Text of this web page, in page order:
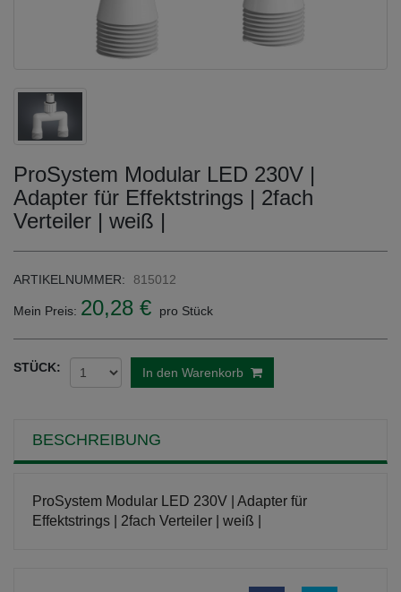
ProSystem Modular LED 230V |
Adapter für Effektstrings | 2fach
Verteiler | weiß |
ARTIKELNUMMER: 815012
Mein Preis: 20,28 € pro Stück
STÜCK: In den Warenkorb
BESCHREIBUNG
ProSystem Modular LED 230V | Adapter für
Effektstrings | 2fach Verteiler | weiß |